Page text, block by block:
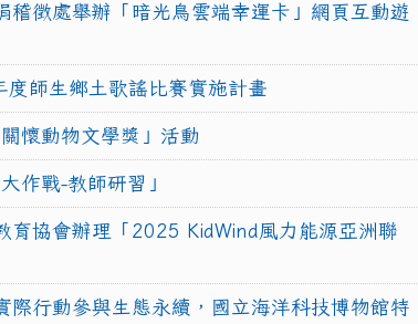
稽徵處舉辦「暗光鳥雲端幸運卡」網頁互動遊
度師生鄉土歌謠比賽實施計畫
懷動物文學獎」活動
作戰-教師研習」
育協會辦理「2025 KidWind風力能源亞洲聯
際行動參與生態永續，國立海洋科技博物館特